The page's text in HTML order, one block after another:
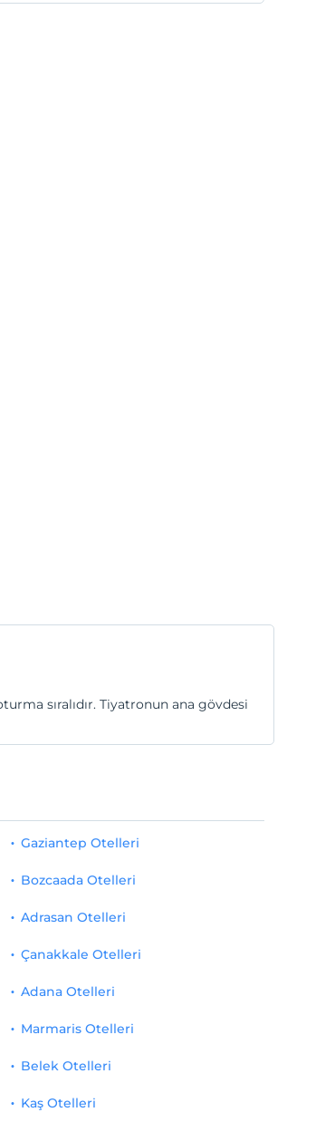
sıralıdır. Tiyatronun ana gövdesi
Gaziantep Otelleri
Bozcaada Otelleri
Adrasan Otelleri
Çanakkale Otelleri
Adana Otelleri
Marmaris Otelleri
Belek Otelleri
Kaş Otelleri